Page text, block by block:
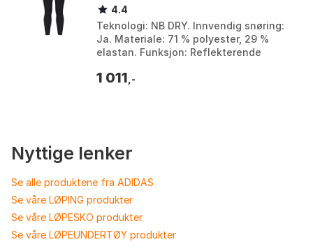
4.4
Teknologi: NB DRY. Innvendig snøring:
Ja. Materiale: 71 % polyester, 29 %
elastan. Funksjon: Reflekterende
Størrelse: L,...
1 011 ,-
Nyttige lenker
Se alle produktene fra ADIDAS
Se våre LØPING produkter
Se våre LØPESKO produkter
Se våre LØPEUNDERTØY produkter